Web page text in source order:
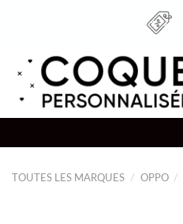
TOUTES LES MARQUES / OPPO /